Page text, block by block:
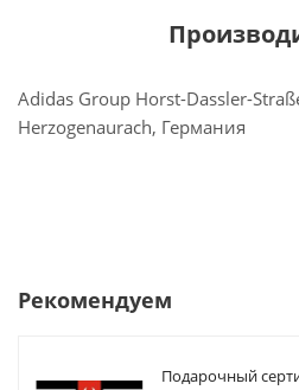
Adidas Group Horst-Dassler-
Herzogenaurach, Германия
Рекомендуем
Подарочный